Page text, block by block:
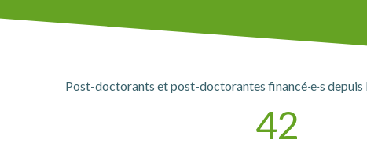
Post-doctorants et post-doctorantes financé·e·s depuis
42